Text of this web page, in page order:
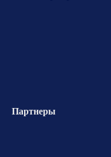
Партнеры